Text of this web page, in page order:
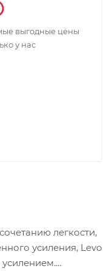
выгодные цены
у нас
легкости,
усиления, Levo
усилением.